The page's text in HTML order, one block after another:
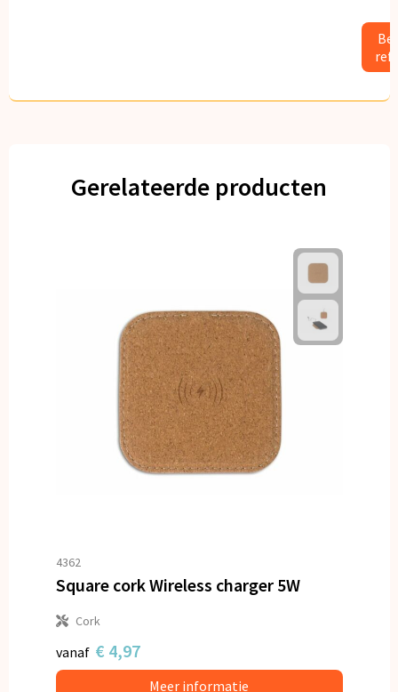
Gerelateerde producten
4362
Square cork Wireless charger 5W
Cork
vanaf € 4,97
Meer informatie